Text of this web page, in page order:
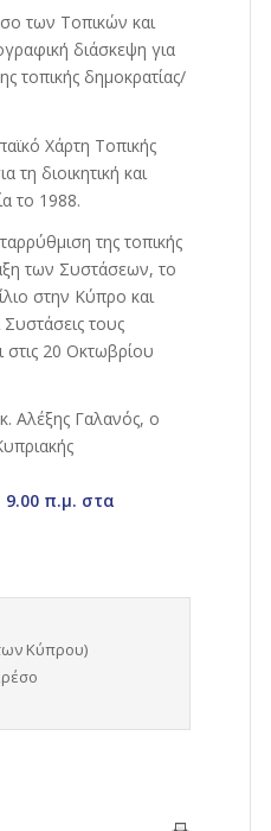
των Τοπικών και
διάσκεψη για
τοπικής δημοκρατίας/
Χάρτη Τοπικής
διοικητική και
το 1988.
της τοπικής
των Συστάσεων, το
στην Κύπρο και
τους
20 Οκτωβρίου
Αλέξης Γαλανός, ο
9.00 π.μ. στα
Κύπρου)